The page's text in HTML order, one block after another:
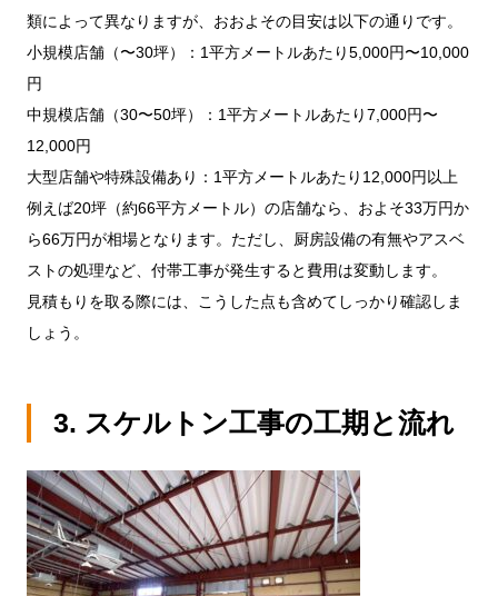
類によって異なりますが、おおよその目安は以下の通りです。
小規模店舗（〜30坪）：1平方メートルあたり5,000円〜10,000
円
中規模店舗（30〜50坪）：1平方メートルあたり7,000円〜
12,000円
大型店舗や特殊設備あり：1平方メートルあたり12,000円以上
例えば20坪（約66平方メートル）の店舗なら、およそ33万円か
ら66万円が相場となります。ただし、厨房設備の有無やアスベ
ストの処理など、付帯工事が発生すると費用は変動します。
見積もりを取る際には、こうした点も含めてしっかり確認しま
しょう。
3. スケルトン工事の工期と流れ